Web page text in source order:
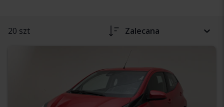
20 szt Zalecana